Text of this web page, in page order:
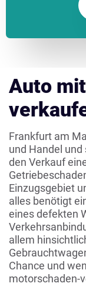
Auto
Frankfurt am
und Handel
den Verkauf
Einzugsgebiet
alles benötigt
eines defekten
allem
Chance und
motorschaden-